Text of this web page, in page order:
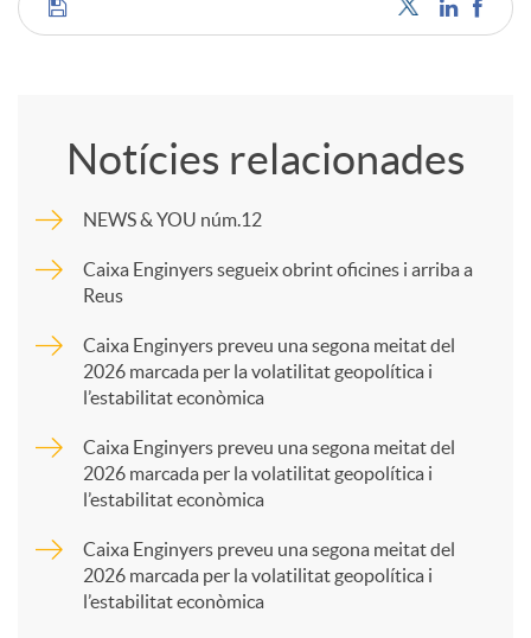
C
p
a
Notícies relacionades
NEWS & YOU núm.12
Caixa Enginyers segueix obrint oficines i arriba a
Reus
Caixa Enginyers preveu una segona meitat del
2026 marcada per la volatilitat geopolítica i
l’estabilitat econòmica
Caixa Enginyers preveu una segona meitat del
2026 marcada per la volatilitat geopolítica i
l’estabilitat econòmica
Caixa Enginyers preveu una segona meitat del
2026 marcada per la volatilitat geopolítica i
l’estabilitat econòmica